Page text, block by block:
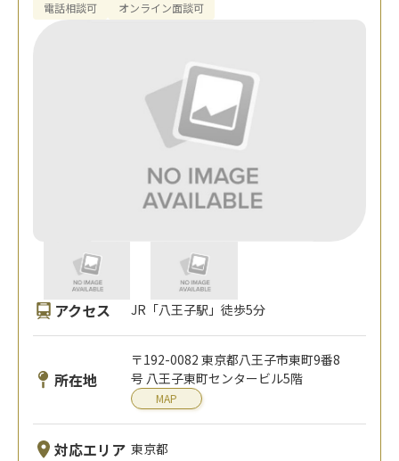
電話相談可 オンライン面談可
アクセス JR「八王子駅」徒歩5分
所在地
〒192-0082 東京都八王子市東町9番8
号 八王子東町センタービル5階
MAP
対応エリア 東京都